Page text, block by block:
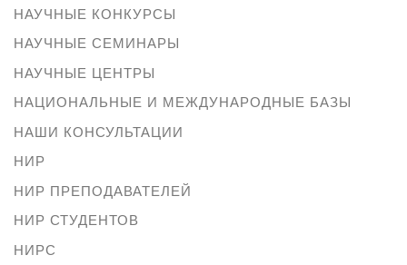
НАУЧНЫЕ КОНКУРСЫ
НАУЧНЫЕ СЕМИНАРЫ
НАУЧНЫЕ ЦЕНТРЫ
НАЦИОНАЛЬНЫЕ И МЕЖДУНАРОДНЫЕ БАЗЫ
НАШИ КОНСУЛЬТАЦИИ
НИР
НИР ПРЕПОДАВАТЕЛЕЙ
НИР СТУДЕНТОВ
НИРС